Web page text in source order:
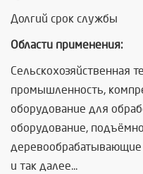
Долгий срок службы
Области применения:
Сельскохозяйственная
промышленность,
оборудование для
оборудование,
и так далее...